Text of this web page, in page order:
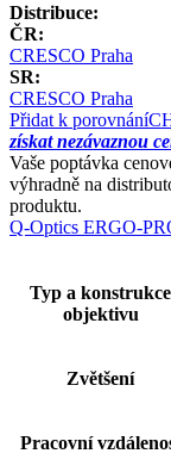
Distribuce:
ČR:
CRESCO Praha
SR:
CRESCO Praha
Přidat k porovnání
získat nezávaznou
Vaše poptávka
výhradně na
produktu.
Q-Optics ERGO-
Typ a konstrukce
objektivu
Zvětšení
Pracovní